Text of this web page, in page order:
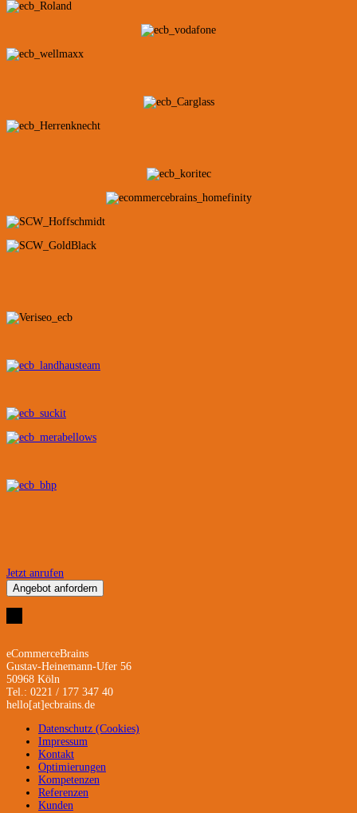
Jetzt anrufen
Angebot anfordern
eCommerceBrains
Gustav-Heinemann-Ufer 56
50968 Köln
Tel.: 0221 / 177 347 40
hello[at]ecbrains.de
Datenschutz (Cookies)
Impressum
Kontakt
Optimierungen
Kompetenzen
Referenzen
Kunden